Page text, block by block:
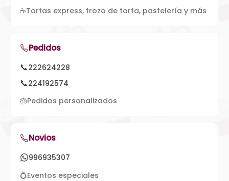
☕Tortas express, trozo de torta, pastelería y más
Pedidos
📞222624228
📞224192574
🎂Pedidos personalizados
Novios
996935307
💍Eventos especiales